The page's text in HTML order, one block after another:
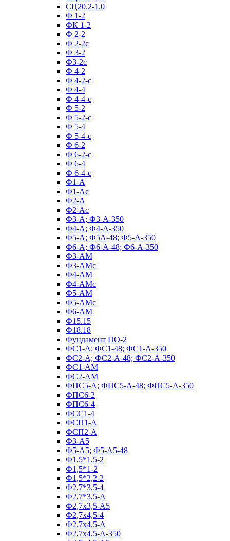
СЦ20.2-1.0
Ф 1-2
ФК 1-2
Ф 2-2
Ф 2-2с
Ф 3-2
Ф3-2с
Ф 4-2
Ф 4-2-с
Ф 4-4
Ф 4-4-с
Ф 5-2
Ф 5-2-с
Ф 5-4
Ф 5-4-с
Ф 6-2
Ф 6-2-с
Ф 6-4
Ф 6-4-с
Ф1-А
Ф1-Ас
Ф2-А
Ф2-Ас
Ф3-А; Ф3-А-350
Ф4-А; Ф4-А-350
Ф5-А; Ф5А-48; Ф5-А-350
Ф6-А; Ф6-А-48; Ф6-А-350
Ф3-АМ
Ф3-АМс
Ф4-АМ
Ф4-АМс
Ф5-АМ
Ф5-АМс
Ф6-АМ
Ф15.15
Ф18.18
Фундамент ПО‑2
ФС1-А; ФС1-48; ФС1-А-350
ФС2-А; ФС2-А-48; ФС2-А-350
ФС1-АМ
ФС2-АМ
ФПС5-А; ФПС5-А-48; ФПС5-А-350
ФПС6-2
ФПС6-4
ФСС1-4
ФСП1-А
ФСП2-А
Ф3-А5
Ф5-А5; Ф5-А5-48
Ф1,5*1,5-2
Ф1,5*1-2
Ф1,5*2,2-2
Ф2,7*3,5-4
Ф2,7*3,5-А
Ф2,7х3,5-А5
Ф2,7х4,5-4
Ф2,7х4,5-А
Ф2,7х4,5-А-350